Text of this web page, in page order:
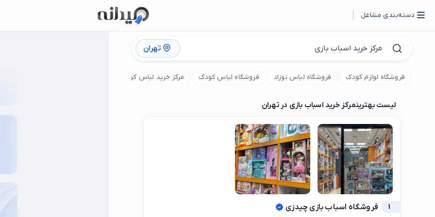
دسته‌بندی مشاغل
تهران
فروشگاه لوازم کودک فروشگاه لباس نوزاد فروشگاه لباس کودک مرکز خرید لباس کودک
لیست بهترینمرکز خرید اسباب بازی در تهران
1 فروشگاه اسباب بازی چیدزی